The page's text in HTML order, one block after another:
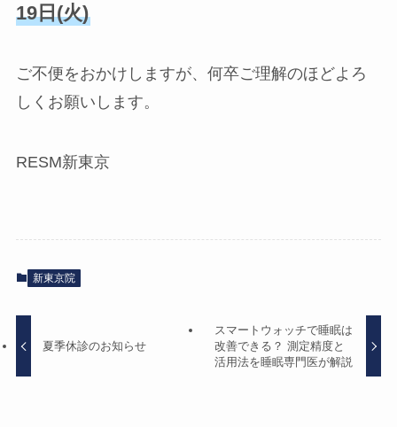
19日(火)
ご不便をおかけしますが、何卒ご理解のほどよろ
しくお願いします。
RESM新東京
新東京院
夏季休診のお知らせ
スマートウォッチで睡眠は
改善できる？ 測定精度と
活用法を睡眠専門医が解説